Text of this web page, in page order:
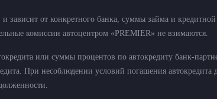
и зависит от конкретного банка, суммы займа и
комиссии автоцентром «PREMIER» не взимаются.
или суммы процентов по автокредиту банк-
При несоблюдении условий погашения